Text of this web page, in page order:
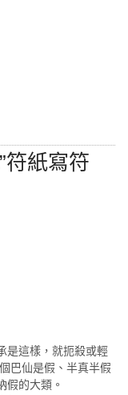
符紙寫符
是這樣，就扼殺或輕
巴仙是假、半真半假
假的大類。